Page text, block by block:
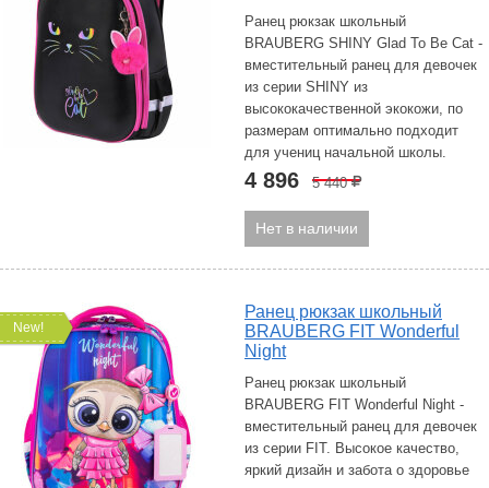
Ранец рюкзак школьный
BRAUBERG SHINY Glad To Be Cat -
вместительный ранец для девочек
из серии SHINY из
высококачественной экокожи, по
размерам оптимально подходит
для учениц начальной школы.
4 896 5 440Р
Нет в наличии
New!
Ранец рюкзак школьный
BRAUBERG FIT Wonderful
Night
Ранец рюкзак школьный
BRAUBERG FIT Wonderful Night -
вместительный ранец для девочек
из серии FIT. Высокое качество,
яркий дизайн и забота о здоровье